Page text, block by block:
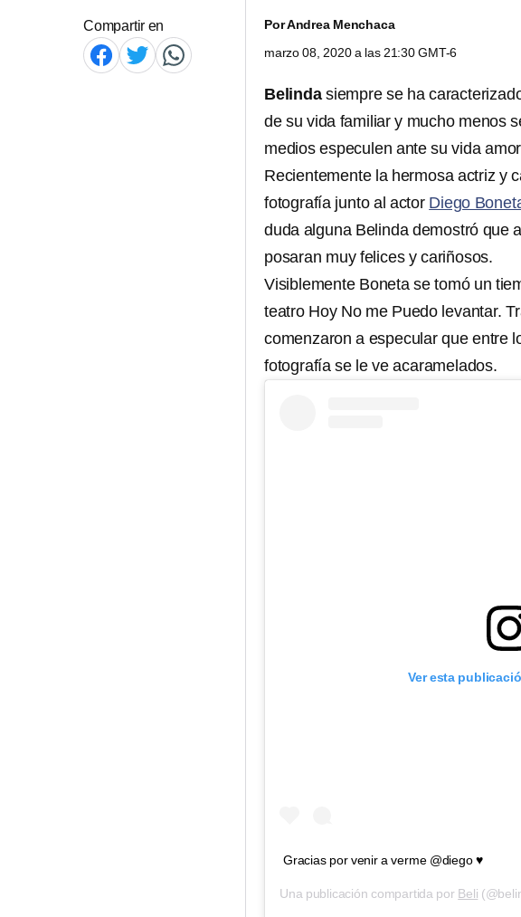
Compartir en PorAndrea Menchaca
marzo 08, 2020 a las 21:30 GMT-6
Belindasiempre se ha
de su vida familiar y mucho menos
medios especulen ante su vida
Recientemente la hermosa actriz y
fotografía junto al actor Diego
duda alguna Belinda demostró que
posaran muy felices y cariñosos.
Visiblemente Boneta se tomó un
teatro Hoy No me Puedo levantar.
comenzaron a especular que entre
fotografía se le ve acaramelados.
Ver esta
Gracias por venir a verme @diego ♥️
Una publicación compartida por Beli